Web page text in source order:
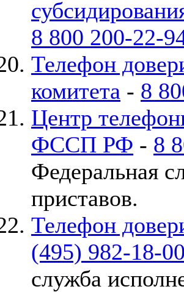
8 800 200-22-
Телефон
комитета - 8
Центр
ФССП РФ - 8
Федеральная
приставов.
Телефон
(495) 982-18-
служба